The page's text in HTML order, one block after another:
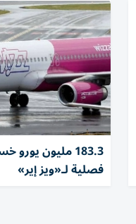
183.3 مليون
فصلية لـ«ويز إير»